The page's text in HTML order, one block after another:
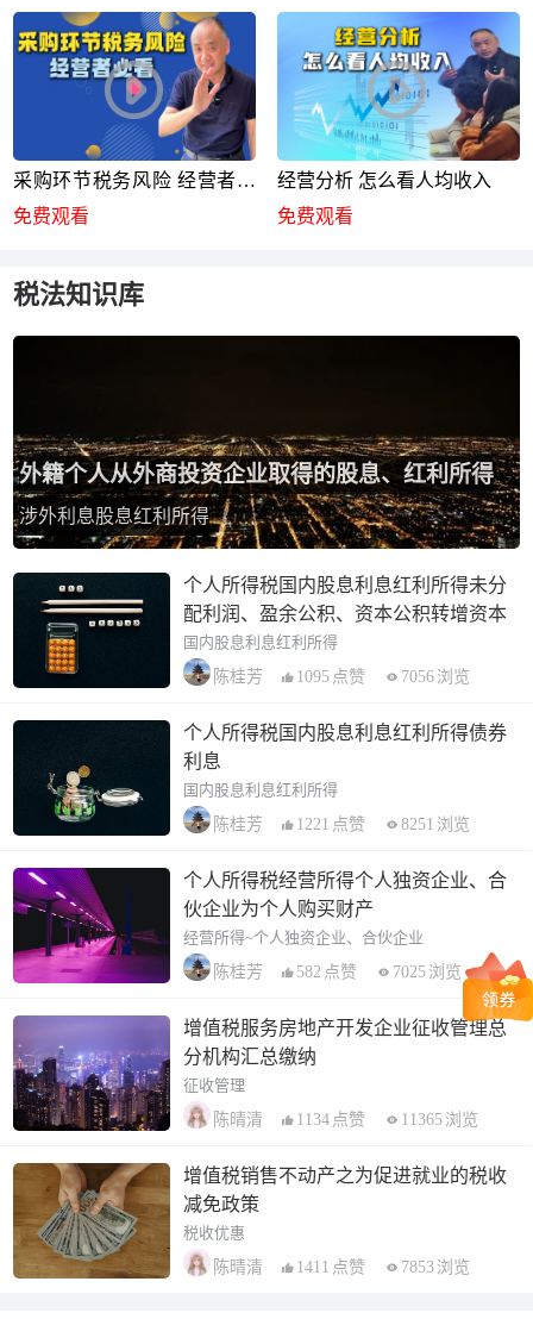
采购环节税务风险 经营者必
看
免费观看
经营分析 怎么看人均收入
免费观看
税法知识库
外籍个人从外商投资企业取得的股息、红利所得
涉外利息股息红利所得
个人所得税国内股息利息红利所得未分
配利润、盈余公积、资本公积转增资本
国内股息利息红利所得
陈桂芳
1095 点赞 7056 浏览
个人所得税国内股息利息红利所得债券
利息
国内股息利息红利所得
陈桂芳
1221 点赞 8251 浏览
个人所得税经营所得个人独资企业、合
伙企业为个人购买财产
经营所得~个人独资企业、合伙企业
陈桂芳
582 点赞 7025 浏览
增值税服务房地产开发企业征收管理总
分机构汇总缴纳
征收管理
陈晴清
1134 点赞 11365 浏览
增值税销售不动产之为促进就业的税收
减免政策
税收优惠
陈晴清
1411 点赞 7853 浏览